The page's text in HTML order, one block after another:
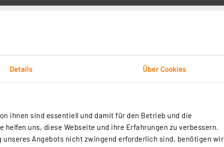
Details Über Cookies
ihnen sind essentiell und damit für den Betrieb und die
uns, diese Webseite und ihre Erfahrungen zu verbessern.
Angebots nicht zwingend erforderlich sind, benötigen wir